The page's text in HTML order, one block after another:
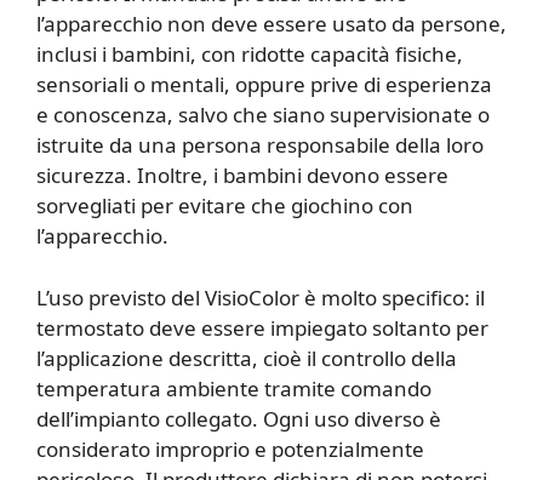
l’apparecchio non deve essere usato da persone,
inclusi i bambini, con ridotte capacità fisiche,
sensoriali o mentali, oppure prive di esperienza
e conoscenza, salvo che siano supervisionate o
istruite da una persona responsabile della loro
sicurezza. Inoltre, i bambini devono essere
sorvegliati per evitare che giochino con
l’apparecchio.
L’uso previsto del VisioColor è molto specifico: il
termostato deve essere impiegato soltanto per
l’applicazione descritta, cioè il controllo della
temperatura ambiente tramite comando
dell’impianto collegato. Ogni uso diverso è
considerato improprio e potenzialmente